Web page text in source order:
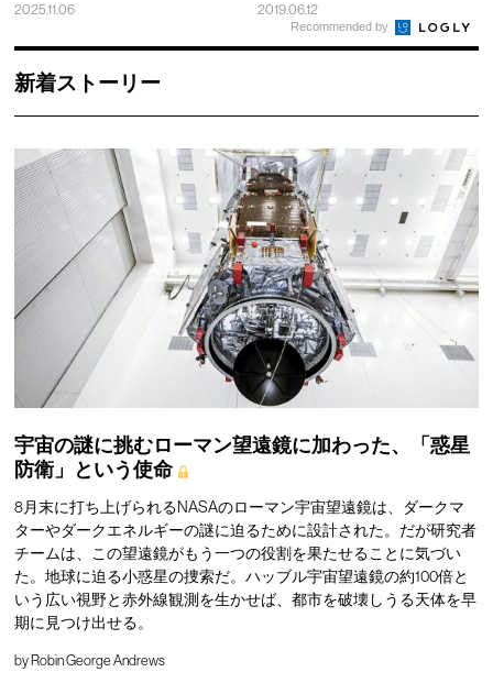
2025.11.06 2019.06.12
Recommended by
新着ストーリー
宇宙の謎に挑むローマン望遠鏡に加わった、「惑星
防衛」という使命
8月末に打ち上げられるNASAのローマン宇宙望遠鏡は、ダークマ
ターやダークエネルギーの謎に迫るために設計された。だが研究者
チームは、この望遠鏡がもう一つの役割を果たせることに気づい
た。地球に迫る小惑星の捜索だ。ハッブル宇宙望遠鏡の約100倍と
いう広い視野と赤外線観測を生かせば、都市を破壊しうる天体を早
期に見つけ出せる。
by Robin George Andrews